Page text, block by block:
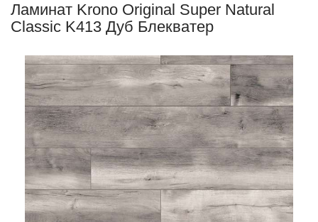
Ламинат Krono Original Super Natural
Classic K413 Дуб Блекватер